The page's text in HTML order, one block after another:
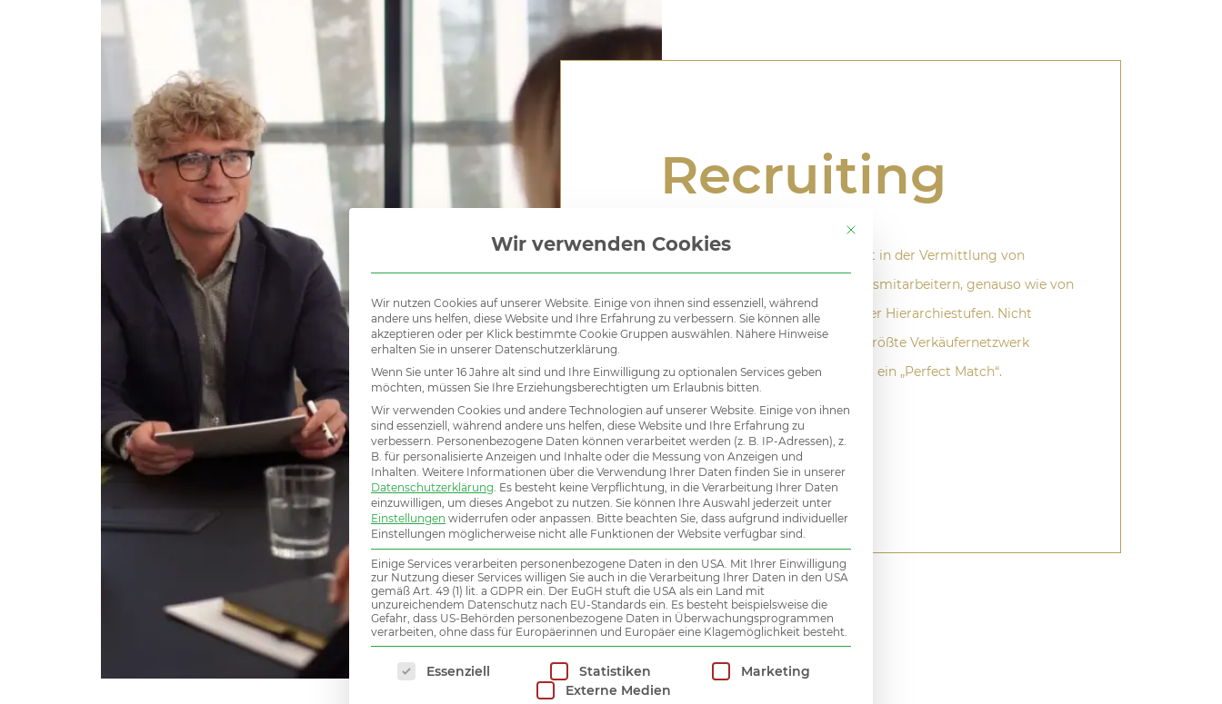
Recruiting
Unsere besondere Erfahrung liegt in der Vermittlung von
passenden Verkaufs- und Vertriebsmitarbeitern, genauso wie von
Führungskräften unterschiedlicher Hierarchiestufen. Nicht
umsonst verfügen wir über das größte Verkäufernetzwerk
Österreichs und sorgen damit für ein „Perfect Match“.
Mehr erfahren
Mit diesem Button wird der Dialog geschlossen. Seine
Wir verwenden Cookies
Wir nutzen Cookies auf unserer Website. Einige von ihnen sind essenziell, während
andere uns helfen, diese Website und Ihre Erfahrung zu verbessern. Sie können alle
akzeptieren oder per Klick bestimmte Cookie Gruppen auswählen. Nähere Hinweise
erhalten Sie in unserer Datenschutzerklärung.
Wenn Sie unter 16 Jahre alt sind und Ihre Einwilligung zu optionalen Services geben
möchten, müssen Sie Ihre Erziehungsberechtigten um Erlaubnis bitten.
Wir verwenden Cookies und andere Technologien auf unserer Website. Einige von ihnen
sind essenziell, während andere uns helfen, diese Website und Ihre Erfahrung zu
verbessern. Personenbezogene Daten können verarbeitet werden (z. B. IP-Adressen), z.
B. für personalisierte Anzeigen und Inhalte oder die Messung von Anzeigen und
Inhalten. Weitere Informationen über die Verwendung Ihrer Daten finden Sie in unserer
Datenschutzerklärung Es besteht keine Verpflichtung, in die Verarbeitung Ihrer Daten
einzuwilligen, um dieses Angebot zu nutzen. Sie können Ihre Auswahl jederzeit unter
Einstellungen widerrufen oder anpassen. Bitte beachten Sie, dass aufgrund individueller
Einstellungen möglicherweise nicht alle Funktionen der Website verfügbar sind.
Einige Services verarbeiten personenbezogene Daten in den USA. Mit Ihrer Einwilligung
zur Nutzung dieser Services willigen Sie auch in die Verarbeitung Ihrer Daten in den USA
gemäß Art. 49 (1) lit. a GDPR ein. Der EuGH stuft die USA als ein Land mit
unzureichendem Datenschutz nach EU-Standards ein. Es besteht beispielsweise die
Gefahr, dass US-Behörden personenbezogene Daten in Überwachungsprogrammen
verarbeiten, ohne dass für Europäerinnen und Europäer eine Klagemöglichkeit besteht.
Es folgt eine Liste der Service-Gruppen, für die eine Einwilligung erteilt werden kann. Die erste Service-Gruppe ist essenziell
Essenziell Statistiken
Marketing
Externe Medien